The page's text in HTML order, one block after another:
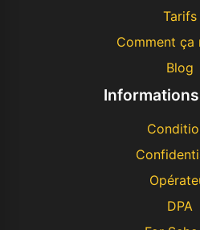
Tarifs
Comment ça
Blog
DPA